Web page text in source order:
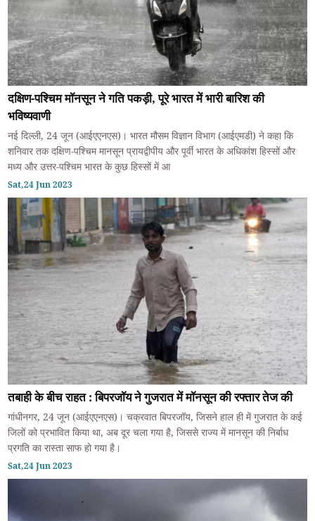
दक्षिण-पश्चिम मॉनसून ने गति पकड़ी, पूरे भारत में भारी बारिश की
भविष्यवाणी
नई दिल्ली, 24 जून (आईएएनएस)। भारत मौसम विज्ञान विभाग (आईएमडी) ने कहा कि
शनिवार तक दक्षिण-पश्चिम मानसून प्रायद्वीपीय और पूर्वी भारत के अधिकांश हिस्सों और
मध्य और उत्तर-पश्चिम भारत के कुछ हिस्सों में आ
Sat,24 Jun 2023
तबाही के बीच राहत : बिपरजॉय ने गुजरात में मॉनसून की रफ्तार तेज की
गांधीनगर, 24 जून (आईएएनएस)। चक्रवात बिपरजॉय, जिसने हाल ही में गुजरात के कई
जिलों को प्रभावित किया था, अब दूर चला गया है, जिससे राज्य में मानसून की निर्बाध
प्रगति का रास्ता साफ हो गया है।
Sat,24 Jun 2023